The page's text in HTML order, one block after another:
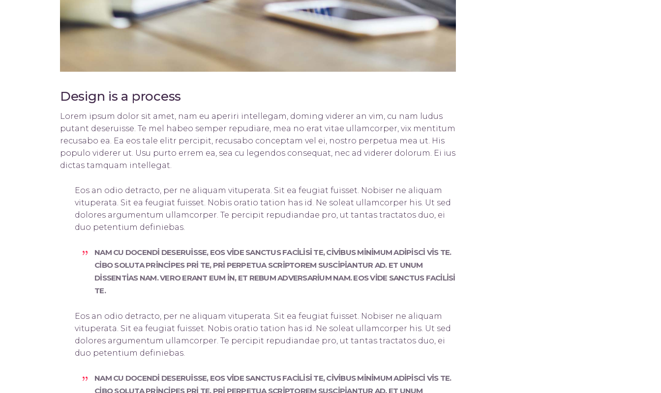
Design is a process
Lorem ipsum dolor sit amet, nam eu aperiri intellegam, doming viderer an vim, cu nam ludus
putant deseruisse. Te mel habeo semper repudiare, mea no erat vitae ullamcorper, vix mentitum
recusabo ea. Ea eos tale elitr percipit, recusabo conceptam vel ei, nostro perpetua mea ut. His
populo viderer ut. Usu purto errem ea, sea cu legendos consequat, nec ad viderer dolorum. Ei ius
dictas tamquam intellegat.
Eos an odio detracto, per ne aliquam vituperata. Sit ea feugiat fuisset. Nobiser ne aliquam
vituperata. Sit ea feugiat fuisset. Nobis oratio tation has id. Ne soleat ullamcorper his. Ut sed
dolores argumentum ullamcorper. Te percipit repudiandae pro, ut tantas tractatos duo, ei
duo petentium definiebas.
NAM CU DOCENDI DESERUISSE, EOS VIDE SANCTUS FACILISI TE, CIVIBUS MINIMUM ADIPISCI VIS TE.
CIBO SOLUTA PRINCIPES PRI TE, PRI PERPETUA SCRIPTOREM SUSCIPIANTUR AD. ET UNUM
DISSENTIAS NAM. VERO ERANT EUM IN, ET REBUM ADVERSARIUM NAM. EOS VIDE SANCTUS FACILISI
TE.
Eos an odio detracto, per ne aliquam vituperata. Sit ea feugiat fuisset. Nobiser ne aliquam
vituperata. Sit ea feugiat fuisset. Nobis oratio tation has id. Ne soleat ullamcorper his. Ut sed
dolores argumentum ullamcorper. Te percipit repudiandae pro, ut tantas tractatos duo, ei
duo petentium definiebas.
NAM CU DOCENDI DESERUISSE, EOS VIDE SANCTUS FACILISI TE, CIVIBUS MINIMUM ADIPISCI VIS TE.
CIBO SOLUTA PRINCIPES PRI TE, PRI PERPETUA SCRIPTOREM SUSCIPIANTUR AD. ET UNUM